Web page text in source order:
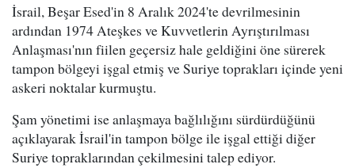
İsrail, Beşar Esed'in 8 Aralık 2024'te devrilmesinin
ardından 1974 Ateşkes ve Kuvvetlerin Ayrıştırılması
Anlaşması'nın fiilen geçersiz hale geldiğini öne sürerek
tampon bölgeyi işgal etmiş ve Suriye toprakları içinde yeni
askeri noktalar kurmuştu.
Şam yönetimi ise anlaşmaya bağlılığını sürdürdüğünü
açıklayarak İsrail'in tampon bölge ile işgal ettiği diğer
Suriye topraklarından çekilmesini talep ediyor.